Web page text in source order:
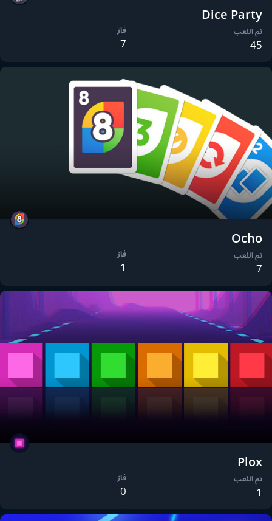
Dice Party
تم اللعب
45
فاز
7
Ocho
تم اللعب
7
فاز
1
Plox
تم اللعب
1
فاز
0